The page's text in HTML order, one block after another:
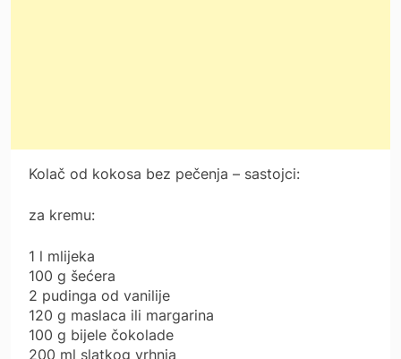
Kolač od kokosa bez pečenja – sastojci:
za kremu:
1 l mlijeka
100 g šećera
2 pudinga od vanilije
120 g maslaca ili margarina
100 g bijele čokolade
200 ml slatkog vrhnja